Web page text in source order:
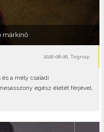
márkinő
2026-08-06, Tegnap
a mély családi
egész életét férjével,